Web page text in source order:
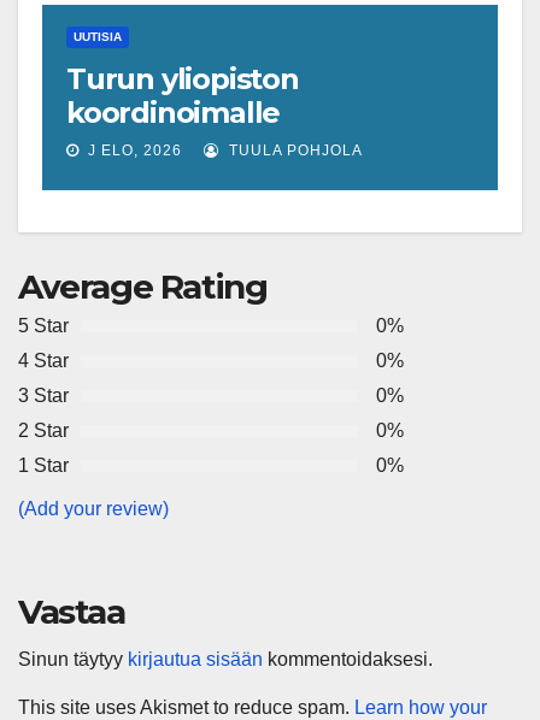
UUTISIA
Turun yliopiston
koordinoimalle
tohtoriverkostolle 4,4
J ELO, 2026 TUULA POHJOLA
Average Rating
5 Star
0%
4 Star
0%
3 Star
0%
2 Star
0%
1 Star
0%
(Add your review)
Vastaa
Sinun täytyy kirjautua sisään kommentoidaksesi.
This site uses Akismet to reduce spam. Learn how your